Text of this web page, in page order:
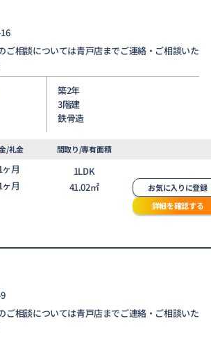
ご相談については青戸店までご連絡・ご相談いた
築2年
3階建
鉄骨造
/礼金 間取り/専有面積
ヶ月
ヶ月
1LDK
41.02㎡
お気に入りに登録
詳細を確認する
ご相談については青戸店までご連絡・ご相談いた